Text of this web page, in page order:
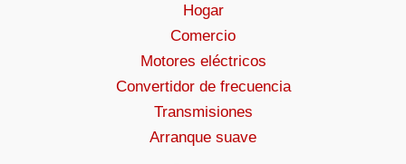
Hogar
Comercio
Motores eléctricos
Convertidor de frecuencia
Transmisiones
Arranque suave